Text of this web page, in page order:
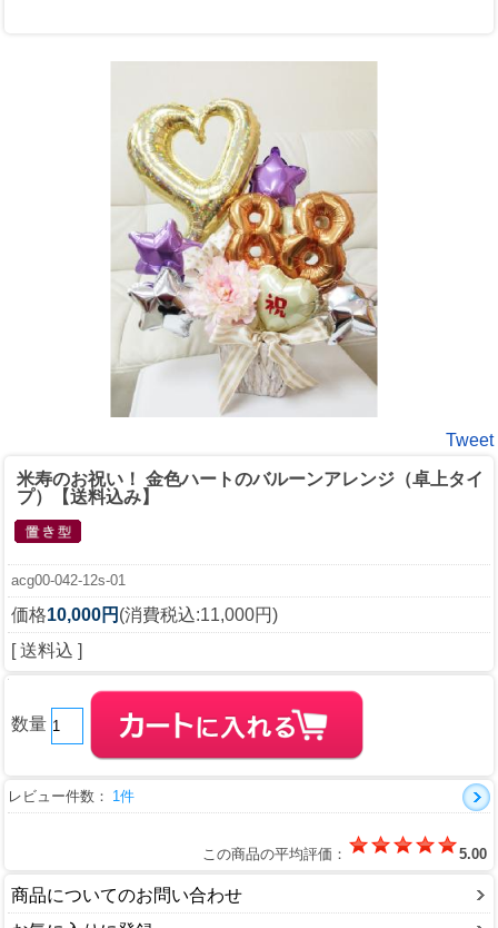
Tweet
米寿のお祝い！ 金色ハートのバルーンアレンジ（卓上タイ
プ）【送料込み】
acg00-042-12s-01
価格10,000円 (消費税込:11,000円)
[ 送料込 ]
数量
レビュー件数： 1件
この商品の平均評価： 5.00
商品についてのお問い合わせ